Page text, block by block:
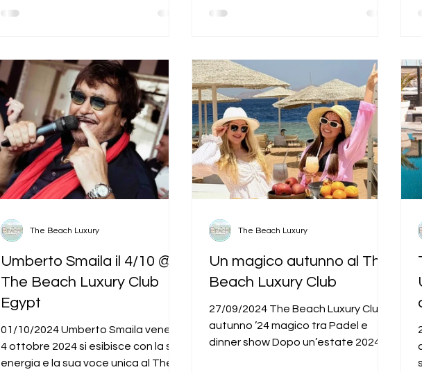
Umberto Smaila il 4/10 @
The Beach Luxury Club
Egypt
01/10/2024 Umberto Smaila venerdì
4 ottobre 2024 si esibisce con la sua
energia e la sua voce unica al The
The Beach Luxury
Un magico autunno al The
Beach Luxury Club
27/09/2024 The Beach Luxury Club,
autunno ’24 magico tra Padel e
dinner show Dopo un’estate 2024 a
The Beach Luxury